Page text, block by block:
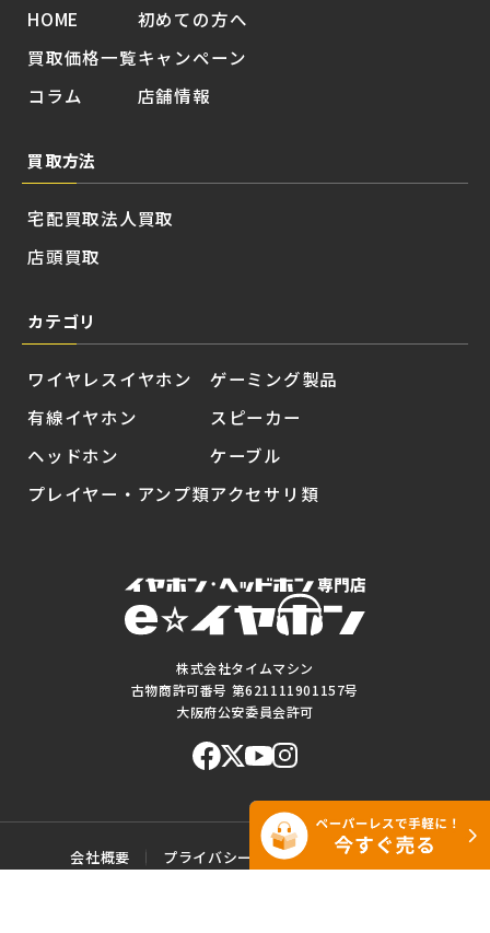
株式会社タイムマシン
古物商許可番号 第621111901157号
大阪府公安委員会許可
HOME
買取価格一覧
コラム
初めての方へ
キャンペーン
店舗情報
買取方法
宅配買取
店頭買取
法人買取
カテゴリ
ワイヤレスイヤホン
有線イヤホン
ヘッドホン
プレイヤー・アンプ類
ゲーミング製品
スピーカー
ケーブル
アクセサリ類
会社概要 プライバシーポリシー
ご利用規約